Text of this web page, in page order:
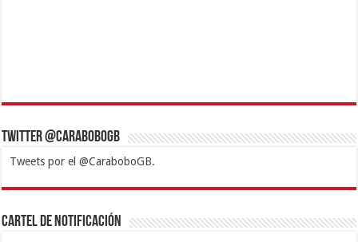
Twitter @CaraboboGB
Tweets por el @CaraboboGB.
1xbetBetturkeyBetistKralbetSupertotobetTipobetMatadorbetMariobet
https://mvbcasino.com/
Cartel de Notificación